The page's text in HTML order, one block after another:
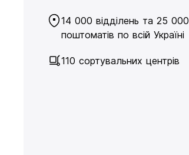
14 000 відділень та 25 000
поштоматів по всій Україні
110 сортувальних центрів